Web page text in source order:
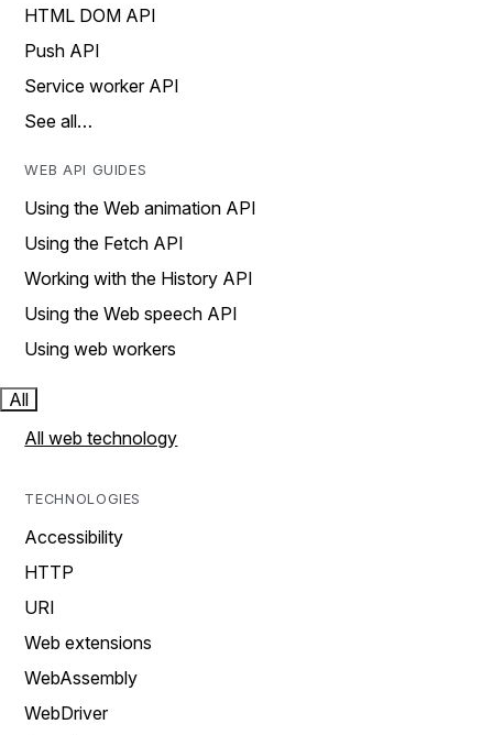
HTML DOM API
Push API
Service worker API
See all…
WEB API GUIDES
Using the Web animation API
Using the Fetch API
Working with the History API
Using the Web speech API
Using web workers
All
All web technology
TECHNOLOGIES
Accessibility
HTTP
URI
Web extensions
WebAssembly
WebDriver